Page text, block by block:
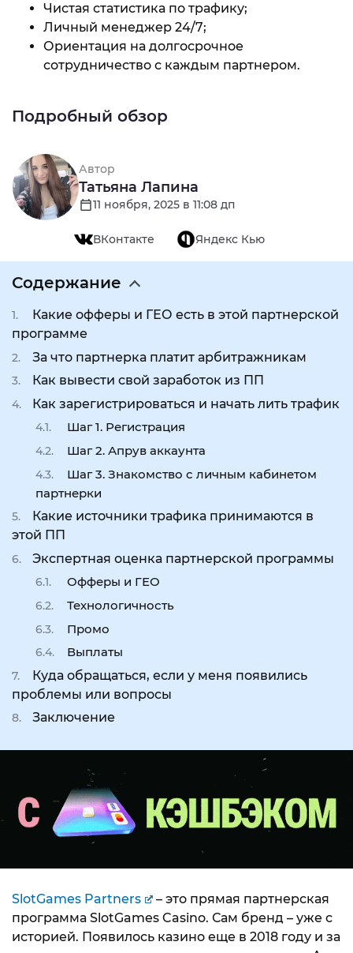
Чистая статистика по трафику;
Личный менеджер 24/7;
Ориентация на долгосрочное
сотрудничество с каждым партнером.
Подробный обзор
Автор
Татьяна Лапина
11 ноября, 2025 в 11:08 дп
ВКонтакте Яндекс Кью
Содержание
Какие офферы и ГЕО есть в этой партнерской
программе
За что партнерка платит арбитражникам
Как вывести свой заработок из ПП
Как зарегистрироваться и начать лить трафик
Шаг 1. Регистрация
Шаг 2. Апрув аккаунта
Шаг 3. Знакомство с личным кабинетом
партнерки
Какие источники трафика принимаются в
этой ПП
Экспертная оценка партнерской программы
Офферы и ГЕО
Технологичность
Промо
Выплаты
Куда обращаться, если у меня появились
проблемы или вопросы
Заключение
SlotGames Partners
– это прямая партнерская
программа SlotGames Casino. Сам бренд – уже с
историей. Появилось казино еще в 2018 году и за